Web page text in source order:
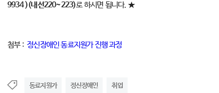
9934 )(내선220~223)로 하시면 됩니다. ★
첨부 :정신장애인 동료지원가 진행 과정
동료지원가 정신장애인 취업